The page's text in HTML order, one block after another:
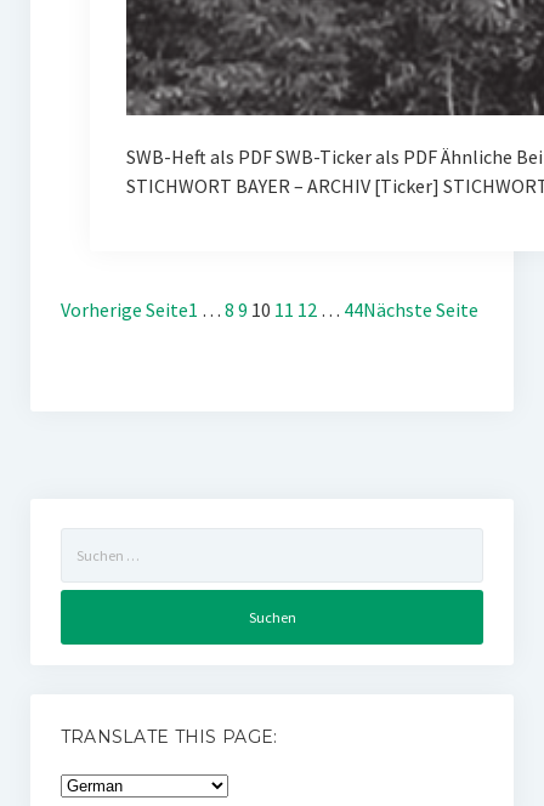
SWB-Heft als PDF SWB-Ticker als PDF Ähnliche
STICHWORT BAYER – ARCHIV [Ticker]
Vorherige Seite1 … 8 9 10 11 12 … 44Nächste Seite
nach:
TRANSLATE THIS PAGE: